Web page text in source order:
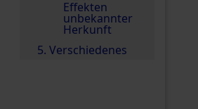
Effekten
unbekannter
Herkunft
5. Verschiedenes